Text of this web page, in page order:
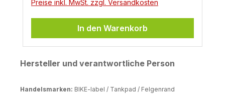
Preise inkl. MwSt. zzgl. Versandkosten
In den Warenkorb
Hersteller und verantwortliche Person
Handelsmarken: BIKE-label / Tankpad / Felgenrand